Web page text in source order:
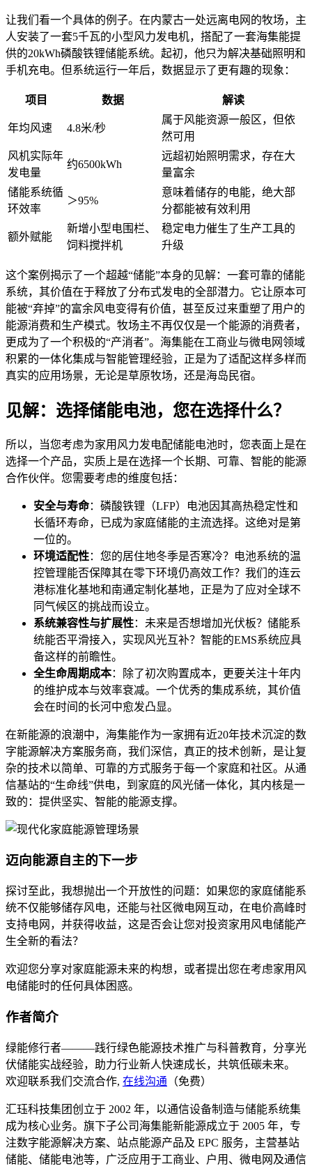
让我们看一个具体的例子。在内蒙古一处远离电网的牧场，主
人安装了一套5千瓦的小型风力发电机，搭配了一套海集能提
供的20kWh磷酸铁锂储能系统。起初，他只为解决基础照明和
手机充电。但系统运行一年后，数据显示了更有趣的现象：
项目 数据 解读
年均风速 4.8米/秒
属于风能资源一般区，但依
然可用
风机实际年
发电量
约6500kWh
远超初始照明需求，存在大
量富余
储能系统循
环效率
＞95%
意味着储存的电能，绝大部
分都能被有效利用
额外赋能
新增小型电围栏、
饲料搅拌机
稳定电力催生了生产工具的
升级
这个案例揭示了一个超越“储能”本身的见解：一套可靠的储能
系统，其价值在于释放了分布式发电的全部潜力。它让原本可
能被“弃掉”的富余风电变得有价值，甚至反过来重塑了用户的
能源消费和生产模式。牧场主不再仅仅是一个能源的消费者，
更成为了一个积极的“产消者”。海集能在工商业与微电网领域
积累的一体化集成与智能管理经验，正是为了适配这样多样而
真实的应用场景，无论是草原牧场，还是海岛民宿。
见解：选择储能电池，您在选择什么？
所以，当您考虑为家用风力发电配储能电池时，您表面上是在
选择一个产品，实质上是在选择一个长期、可靠、智能的能源
合作伙伴。您需要考虑的维度包括：
安全与寿命：磷酸铁锂（LFP）电池因其高热稳定性和
长循环寿命，已成为家庭储能的主流选择。这绝对是第
一位的。
环境适配性：您的居住地冬季是否寒冷？电池系统的温
控管理能否保障其在零下环境仍高效工作？我们的连云
港标准化基地和南通定制化基地，正是为了应对全球不
同气候区的挑战而设立。
系统兼容性与扩展性：未来是否想增加光伏板？储能系
统能否平滑接入，实现风光互补？智能的EMS系统应具
备这样的前瞻性。
全生命周期成本：除了初次购置成本，更要关注十年内
的维护成本与效率衰减。一个优秀的集成系统，其价值
会在时间的长河中愈发凸显。
在新能源的浪潮中，海集能作为一家拥有近20年技术沉淀的数
字能源解决方案服务商，我们深信，真正的技术创新，是让复
杂的技术以简单、可靠的方式服务于每一个家庭和社区。从通
信基站的“生命线”供电，到家庭的风光储一体化，其内核是一
致的：提供坚实、智能的能源支撑。
迈向能源自主的下一步
探讨至此，我想抛出一个开放性的问题：如果您的家庭储能系
统不仅能够储存风电，还能与社区微电网互动，在电价高峰时
支持电网，并获得收益，这是否会让您对投资家用风电储能产
生全新的看法？
欢迎您分享对家庭能源未来的构想，或者提出您在考虑家用风
电储能时的任何具体困惑。
作者简介
绿能修行者———践行绿色能源技术推广与科普教育，分享光
伏储能实战经验，助力行业新人快速成长，共筑低碳未来。
欢迎联系我们交流合作, 在线沟通 （免费）
汇珏科技集团创立于 2002 年，以通信设备制造与储能系统集
成为核心业务。旗下子公司海集能新能源成立于 2005 年，专
注数字能源解决方案、站点能源产品及 EPC 服务，主营基站
储能、储能电池等，广泛应用于工商业、户用、微电网及通信